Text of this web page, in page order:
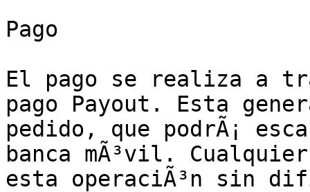
Pago
El pago se realiza a
pago Payout. Esta
pedido, que podrÃ¡
banca mÃ³vil.
esta operaciÃ³n sin